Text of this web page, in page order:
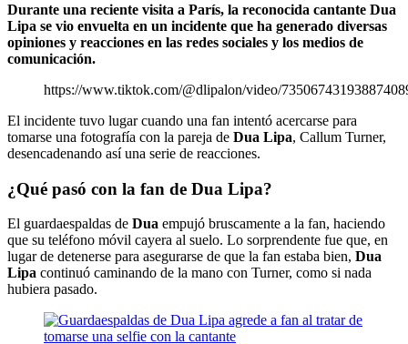
Durante una reciente visita a París, la reconocida cantante Dua
Lipa se vio envuelta en un incidente que ha generado diversas
opiniones y reacciones en las redes sociales y los medios de
comunicación.
https://www.tiktok.com/@dlipalon/video/
El incidente tuvo lugar cuando una fan intentó acercarse para
tomarse una fotografía con la pareja de Dua Lipa, Callum Turner,
desencadenando así una serie de reacciones.
¿Qué pasó con la fan de Dua Lipa?
El guardaespaldas de Dua empujó bruscamente a la fan, haciendo
que su teléfono móvil cayera al suelo. Lo sorprendente fue que, en
lugar de detenerse para asegurarse de que la fan estaba bien, Dua
Lipa continuó caminando de la mano con Turner, como si nada
hubiera pasado.